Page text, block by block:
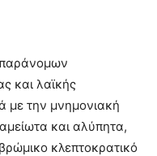
και λαϊκής
με την μνημονιακή
και αλύπητα,
κλεπτοκρατικό